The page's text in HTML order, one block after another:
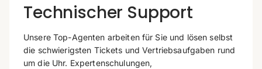
Technischer Support
Unsere Top-Agenten arbeiten für Sie und lösen selbst
die schwierigsten Tickets und Vertriebsaufgaben rund
um die Uhr. Expertenschulungen,